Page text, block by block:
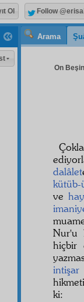
Arama
On
dalâlet
kütüb-
ve
Nur'u
hiçbir
intişar
ki:
Ol Follow